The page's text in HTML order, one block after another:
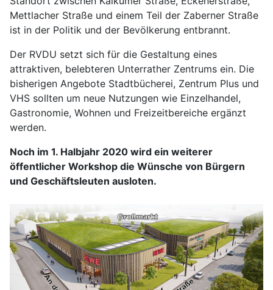
Mettlacher Straße und einem Teil der Zaberner Straße
ist in der Politik und der Bevölkerung entbrannt.
Der RVDU setzt sich für die Gestaltung eines
attraktiven, belebteren Unterrather Zentrums ein. Die
bisherigen Angebote Stadtbücherei, Zentrum Plus und
VHS sollten um neue Nutzungen wie Einzelhandel,
Gastronomie, Wohnen und Freizeitbereiche ergänzt
werden.
Noch im 1. Halbjahr 2020 wird ein weiterer
öffentlicher Workshop die Wünsche von Bürgern
und Geschäftsleuten ausloten.